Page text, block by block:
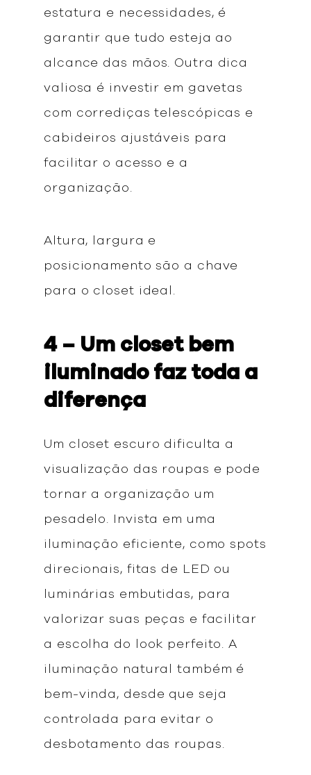
estatura e necessidades, é
garantir que tudo esteja ao
alcance das mãos. Outra dica
valiosa é investir em gavetas
com corrediças telescópicas e
cabideiros ajustáveis para
facilitar o acesso e a
organização.
Altura, largura e
posicionamento são a chave
para o closet ideal.
4 – Um closet bem
iluminado faz toda a
diferença
Um closet escuro dificulta a
visualização das roupas e pode
tornar a organização um
pesadelo. Invista em uma
iluminação eficiente, como spots
direcionais, fitas de LED ou
luminárias embutidas, para
valorizar suas peças e facilitar
a escolha do look perfeito. A
iluminação natural também é
bem-vinda, desde que seja
controlada para evitar o
desbotamento das roupas.